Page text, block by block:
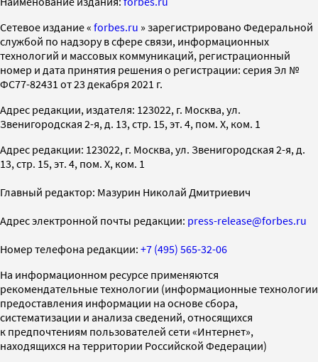
Cетевое издание « forbes.ru » зарегистрировано Федеральной
службой по надзору в сфере связи, информационных
технологий и массовых коммуникаций, регистрационный
номер и дата принятия решения о регистрации: серия Эл №
ФС77-82431 от 23 декабря 2021 г.
Адрес редакции, издателя: 123022, г. Москва, ул.
Звенигородская 2-я, д. 13, стр. 15, эт. 4, пом. X, ком. 1
Адрес редакции: 123022, г. Москва, ул. Звенигородская 2-я, д.
13, стр. 15, эт. 4, пом. X, ком. 1
Главный редактор: Мазурин Николай Дмитриевич
Адрес электронной почты редакции: press-release@forbes.ru
Номер телефона редакции: +7 (495) 565-32-06
На информационном ресурсе применяются
рекомендательные технологии (информационные технологии
предоставления информации на основе сбора,
систематизации и анализа сведений, относящихся
к предпочтениям пользователей сети «Интернет»,
находящихся на территории Российской Федерации)